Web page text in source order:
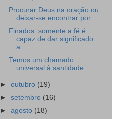
Procurar Deus na oração ou
deixar-se encontrar por...
Finados: somente a fé é
capaz de dar significado
a...
Temos um chamado
universal à santidade
►outubro (19)
►setembro (16)
►agosto (18)